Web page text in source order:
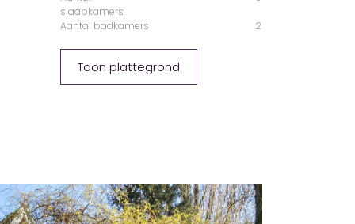
slaapkamers
Aantal badkamers 2
Toon plattegrond